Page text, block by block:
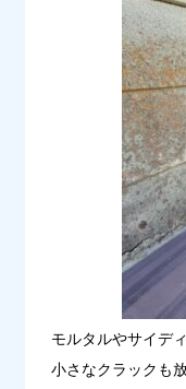
モルタルやサイデ
小さなクラックも